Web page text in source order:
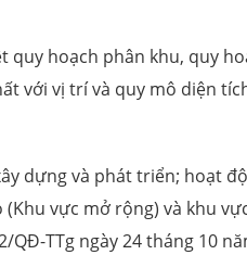
quy hoạch phân khu, quy
với vị trí và quy mô diện
dựng và phát triển; hoạt
vực mở rộng) và khu
TTg ngày 24 tháng 10